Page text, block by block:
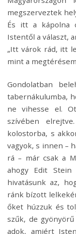
megszerveztek
És itt a kápolna
Istentől a választ,
„Itt várok rád, itt
mint a
Gondolatban
tabernákulumba,
ne vihesse el.
szívében
kolostorba, s
vagyok, s innen –
rá – már csak a
ahogy Edit
hivatásunk az,
ránk bízott
őket húzzuk és
szűk, de
adok, amiért